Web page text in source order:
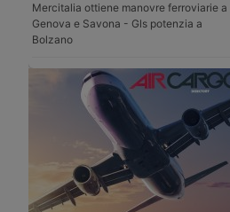
Mercitalia ottiene manovre ferroviarie a
Genova e Savona - Gls potenzia a
Bolzano